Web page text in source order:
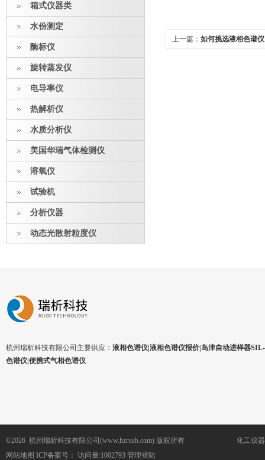
箱式仪器类
水份测定
酶标仪
旋转蒸发仪
电导率仪
热解析仪
水质分析仪
美国华瑞气体检测仪
溶氧仪
试验机
分析仪器
动态光散射粒度仪
上一篇： 如何挑选液相色谱仪
杭州瑞析科技有限公司主要供应： 液相色谱仪|液相色谱仪报价|岛津自动进样器
色谱仪|便携式气相色谱仪
©2026 杭州瑞析科技有限公司(www.hzrush.com) 版权所有
网站地图 ICP备案号： 访问量:1002793 管理登陆
化工仪